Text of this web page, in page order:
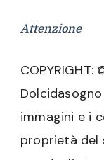
Attenzione
immagini e i
proprietà del